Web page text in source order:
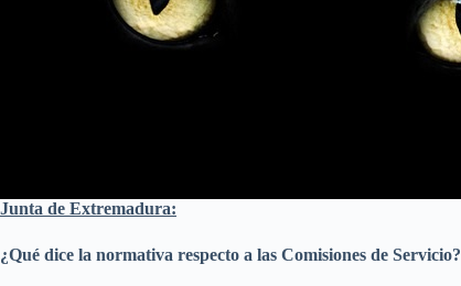
Junta de Extremadura:
¿Qué dice la normativa respecto a las Comisiones de Servicio?